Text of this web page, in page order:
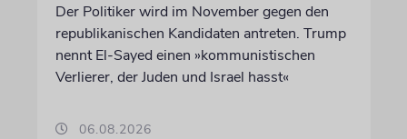
Der Politiker wird im November gegen den
republikanischen Kandidaten antreten. Trump
nennt El-Sayed einen »kommunistischen
Verlierer, der Juden und Israel hasst«
06.08.2026